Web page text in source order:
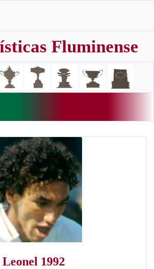
Fluminense
Leonel 1992